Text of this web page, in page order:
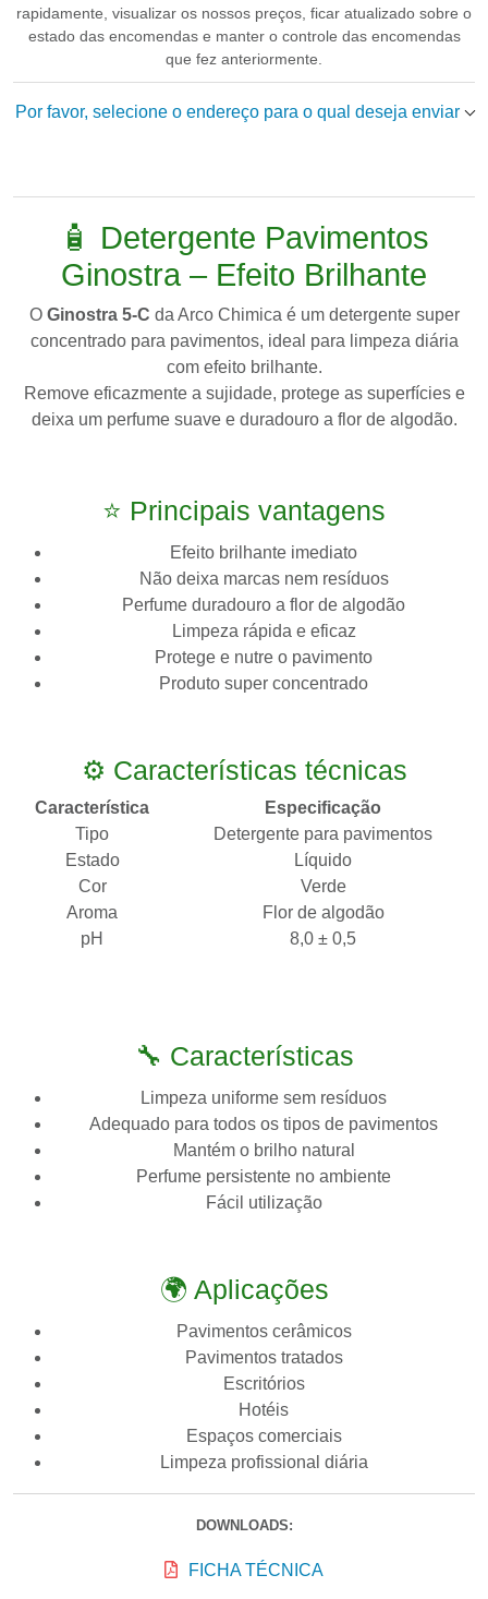
rapidamente, visualizar os nossos preços, ficar atualizado sobre o
estado das encomendas e manter o controle das encomendas
que fez anteriormente.
Por favor, selecione o endereço para o qual deseja enviar
🧴 Detergente Pavimentos
Ginostra – Efeito Brilhante
O Ginostra 5-C da Arco Chimica é um detergente super
concentrado para pavimentos, ideal para limpeza diária
com efeito brilhante.
Remove eficazmente a sujidade, protege as superfícies e
deixa um perfume suave e duradouro a flor de algodão.
⭐ Principais vantagens
Efeito brilhante imediato
Não deixa marcas nem resíduos
Perfume duradouro a flor de algodão
Limpeza rápida e eficaz
Protege e nutre o pavimento
Produto super concentrado
⚙️ Características técnicas
Característica
Especificação
Tipo
Detergente para pavimentos
Estado
Líquido
Cor
Verde
Aroma
Flor de algodão
pH
8,0 ± 0,5
🔧 Características
Limpeza uniforme sem resíduos
Adequado para todos os tipos de pavimentos
Mantém o brilho natural
Perfume persistente no ambiente
Fácil utilização
🌍 Aplicações
Pavimentos cerâmicos
Pavimentos tratados
Escritórios
Hotéis
Espaços comerciais
Limpeza profissional diária
DOWNLOADS:
FICHA TÉCNICA